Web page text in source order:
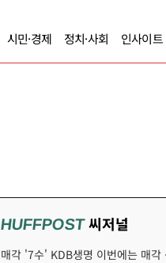
시민·경제 정치·사회 인사이트
HUFFPOST씨저널
매각 '7수' KDB생명 이번에는 매각